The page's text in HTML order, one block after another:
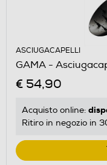
ASCIUGACAPELLI
GAMA -
€ 54,90
Acquisto online:
Ritiro in negozio in